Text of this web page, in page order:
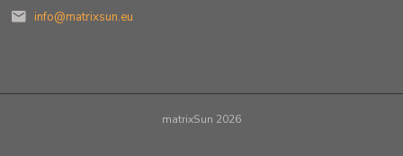
info@matrixsun.eu
matrixSun 2026